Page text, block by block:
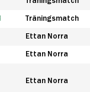
Träningsmatch
Ettan Norra
Ettan Norra
Ettan Norra